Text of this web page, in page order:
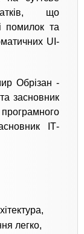
що
помилок та
UI-
Обрізан -
засновник
ІТ-
легко,